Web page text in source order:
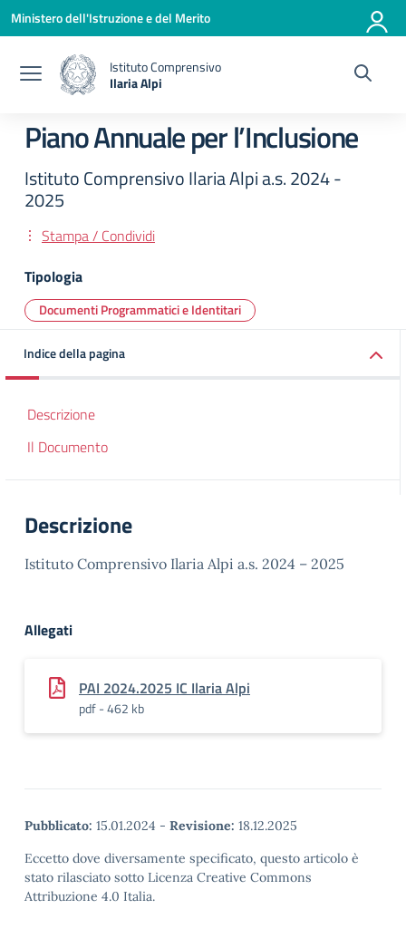
Vai ai contenuti
Vai al menu di navigazione
Vai al footer
Ministero dell'Istruzione e del Merito
Istituto Comprensivo
Ilaria Alpi
Piano Annuale per l’Inclusione
Istituto Comprensivo Ilaria Alpi a.s. 2024 -
2025
Stampa / Condividi
Tipologia
Documenti Programmatici e Identitari
Indice della pagina
Descrizione
Il Documento
Descrizione
Istituto Comprensivo Ilaria Alpi a.s. 2024 – 2025
Allegati
PAI 2024.2025 IC Ilaria Alpi
pdf - 462 kb
Pubblicato: 15.01.2024 - Revisione: 18.12.2025
Eccetto dove diversamente specificato, questo articolo è
stato rilasciato sotto Licenza Creative Commons
Attribuzione 4.0 Italia.